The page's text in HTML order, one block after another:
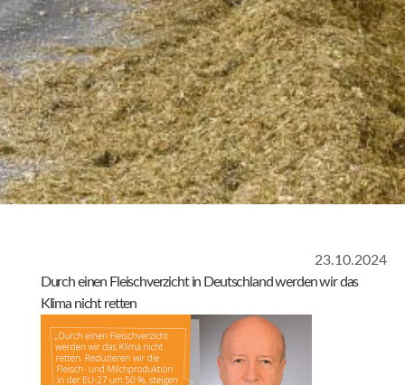
23.10.2024
Durch einen Fleischverzicht in Deutschland werden wir das
Klima nicht retten